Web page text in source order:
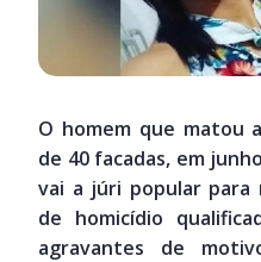
O homem que matou
de 40 facadas, em
vai a júri popular para
de homicídio
agravantes de